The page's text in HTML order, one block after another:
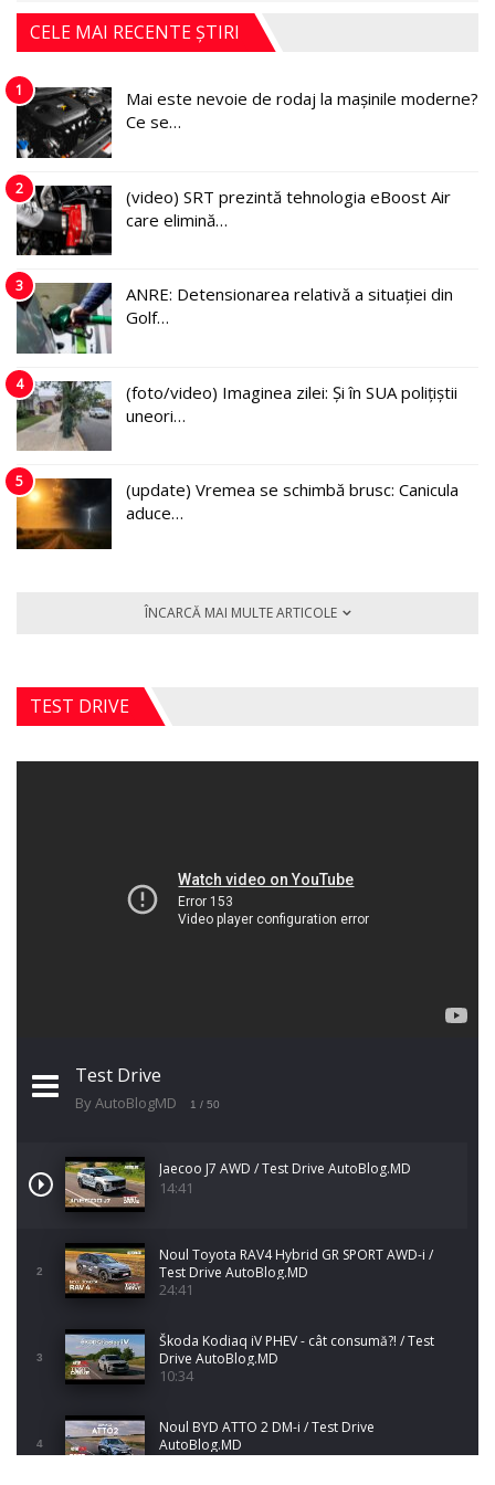
CELE MAI RECENTE ȘTIRI
1
Mai este nevoie de rodaj la mașinile moderne?
Ce se…
2
(video) SRT prezintă tehnologia eBoost Air
care elimină…
3
ANRE: Detensionarea relativă a situației din
Golf…
4
(foto/video) Imaginea zilei: Și în SUA polițiștii
uneori…
5
(update) Vremea se schimbă brusc: Canicula
aduce…
ÎNCARCĂ MAI MULTE ARTICOLE
TEST DRIVE
Test Drive
By AutoBlogMD 1 / 50
Jaecoo J7 AWD / Test Drive AutoBlog.MD
14:41
2
Noul Toyota RAV4 Hybrid GR SPORT AWD-i /
Test Drive AutoBlog.MD
24:41
3
Škoda Kodiaq iV PHEV - cât consumă?! / Test
Drive AutoBlog.MD
10:34
4
Noul BYD ATTO 2 DM-i / Test Drive
AutoBlog.MD
17:35